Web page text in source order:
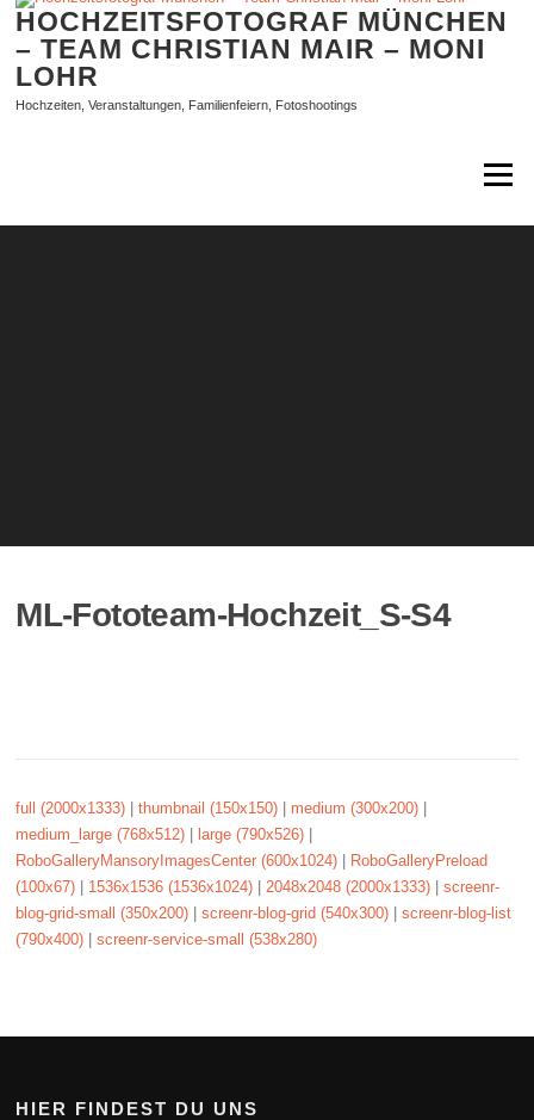
Zum
springen
HOCHZEITSFOTOGRAF MÜNCHEN
– TEAM CHRISTIAN MAIR – MONI
LOHR
Hochzeiten, Veranstaltungen, Familienfeiern, Fotoshootings
Menü
ML-Fototeam-Hochzeit_S-S4
full (2000x1333) |thumbnail (150x150) medium (300x200)
medium_large (768x512)
large (790x526)
RoboGalleryMansoryImagesCenter (600x1024)
RoboGalleryPreload
(100x67)
1536x1536 (1536x1024) |2048x2048 (2000x1333) |screenr-
blog-grid-small (350x200) |screenr-blog-grid (540x300) |screenr-blog-list
(790x400) |screenr-service-small (538x280)
HIER FINDEST DU UNS